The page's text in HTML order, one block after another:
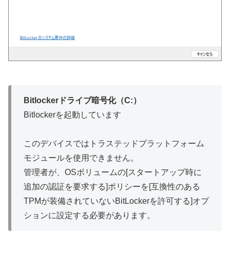
Bitlockerドライブ暗号化（C:）
Bitlockerを起動しています
このデバイスではトラステッドプラットフォーム
モジュールを使用できません。
管理者が、OSボリュームの[スタートアップ時に
追加の認証を要求する]ポリシーを[互換性のある
TPMが装備されていないBitLockerを許可する]オプ
ションに設定する必要があります。